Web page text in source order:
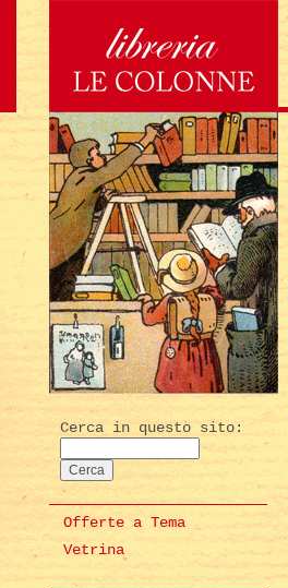
Cerca in questo sito:
Offerte a Tema
Vetrina